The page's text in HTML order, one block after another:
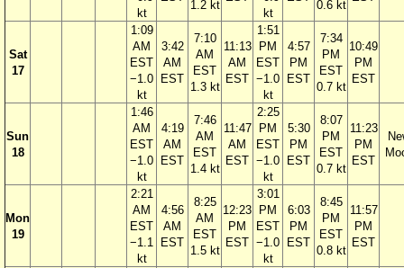
kt
1.2 kt
kt
0.6 kt
Sat
17
1:09
AM
EST
−1.0
kt
3:42
AM
EST
7:10
AM
EST
1.3 kt
11:13
AM
EST
1:51
PM
EST
−1.0
kt
4:57
PM
EST
7:34
PM
EST
0.7 kt
10:49
PM
EST
Sun
18
1:46
AM
EST
−1.0
kt
4:19
AM
EST
7:46
AM
EST
1.4 kt
11:47
AM
EST
2:25
PM
EST
−1.0
kt
5:30
PM
EST
8:07
PM
EST
0.7 kt
11:23
PM
EST
Mon
19
2:21
AM
EST
−1.1
kt
4:56
AM
EST
8:25
AM
EST
1.5 kt
12:23
PM
EST
3:01
PM
EST
−1.0
kt
6:03
PM
EST
8:45
PM
EST
0.8 kt
11:57
PM
EST